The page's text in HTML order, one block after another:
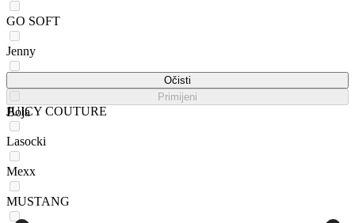
GO SOFT
Jenny
JUICY COUTURE
Lasocki
Mexx
MUSTANG
Očisti
Primijeni
Boja